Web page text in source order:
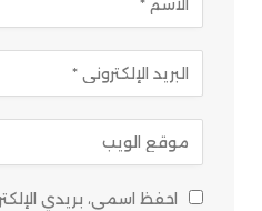
احفظ اسمي، بريدي